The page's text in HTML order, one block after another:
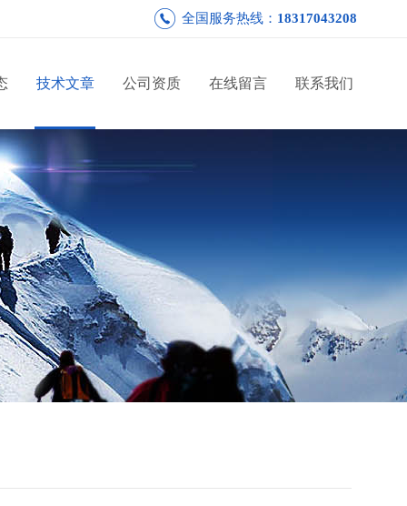
全国服务热线： 18317043208
技术文章 公司资质 在线留言 联系我们